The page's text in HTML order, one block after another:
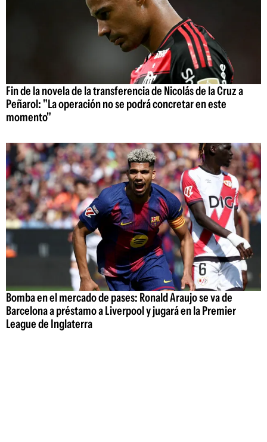
Fin de la novela de la transferencia de Nicolás de la Cruz a
Peñarol: "La operación no se podrá concretar en este
momento"
Bomba en el mercado de pases: Ronald Araujo se va de
Barcelona a préstamo a Liverpool y jugará en la Premier
League de Inglaterra